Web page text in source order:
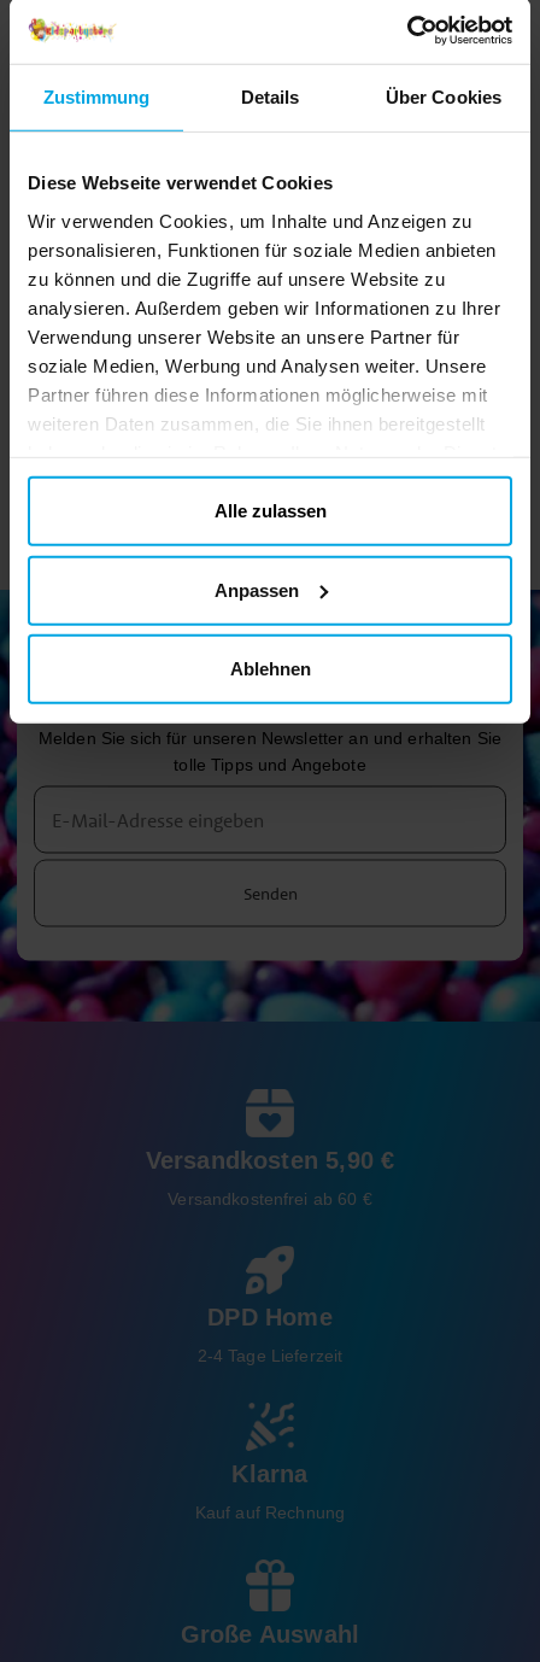
Zustimmung Details Über Cookies
Diese Webseite verwendet Cookies
Wir verwenden Cookies, um Inhalte und Anzeigen zu
personalisieren, Funktionen für soziale Medien anbieten
zu können und die Zugriffe auf unsere Website zu
analysieren. Außerdem geben wir Informationen zu Ihrer
Verwendung unserer Website an unsere Partner für
soziale Medien, Werbung und Analysen weiter. Unsere
Partner führen diese Informationen möglicherweise mit
weiteren Daten zusammen, die Sie ihnen bereitgestellt
gesammelt haben. Ihre Einwilligung können Sie jederzeit.
Alle zulassen
Anpassen
Ablehnen
Kawaii Bubble Tea
Plüsch-
Schlüsselanhänger
Preis:2,69 €
2,69 €
DETAILS
Hello Kitty Kuromi
Rocking
Schlüsselanhänger
Preis:2,29 €
2,29 €
IN DEN KORB
Newsletter!
Melden Sie sich für unseren Newsletter an und erhalten Sie
tolle Tipps und Angebote
Senden
Versandkosten 5,90 €
Versandkostenfrei ab 60 €
DPD Home
2-4 Tage Lieferzeit
Klarna
Kauf auf Rechnung
Große Auswahl